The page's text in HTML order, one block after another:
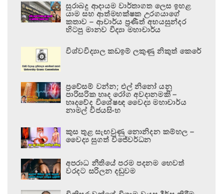
සුරාබදු ආදායම වාර්තාගත ලෙස ඉහළ
යාම සහ ආත්මභක්ෂක උරගයාගේ
කතාව – ආචාර්ය ප්‍රණීත් අභයසුන්දර
හිටපු මානව විද්‍යා මහාචාර්ය
විශ්වවිද්‍යාල කඩඉම් ලකුණු නිකුත් කෙරේ
ප්‍රවේසම් වන්න; එල් නිනෝ යනු
පාරිසරික හෘද රෝග අවදානමකි –
හෘදවේද විශේෂඥ වෛද්‍ය මහාචාර්ය
නාමල් විජයසිංහ
කුස තුළ සැඟවුණු නොනිදන කම්හල –
වෛද්‍ය සුගත් විජේවර්ධන
අපරාධ නීතියේ පරම පදනම හෙවත්
වරදට සරිලන දඬුවම